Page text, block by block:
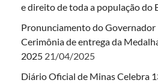
e direito de toda a população do
Pronunciamento do Governador
Cerimônia de entrega da
2025 21/04/2025
Diário Oficial de Minas Celebra